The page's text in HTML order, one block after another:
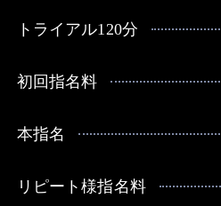
トライアル120分
初回指名料
本指名
リピート様指名料